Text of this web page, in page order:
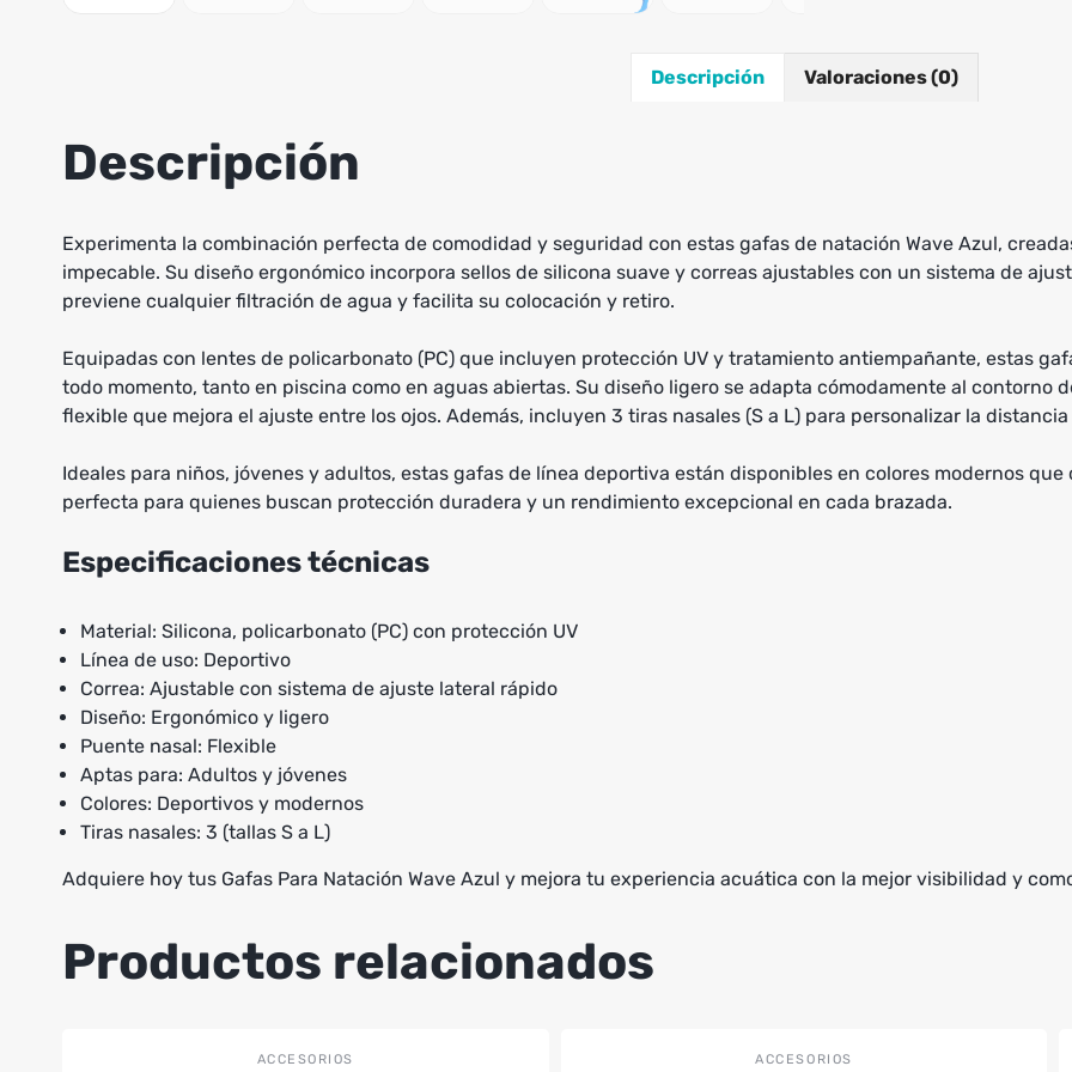
Descripción Valoraciones (0)
Descripción
Experimenta la combinación perfecta de comodidad y seguridad con estas gafas de natación Wave Azul,
impecable. Su diseño ergonómico incorpora sellos de silicona suave y correas ajustables con un sistema de
previene cualquier filtración de agua y facilita su colocación y retiro.
Equipadas con lentes de policarbonato (PC) que incluyen protección UV y tratamiento antiempañante, estas
todo momento, tanto en piscina como en aguas abiertas. Su diseño ligero se adapta cómodamente al contorno
flexible que mejora el ajuste entre los ojos. Además, incluyen 3 tiras nasales (S a L) para personalizar la
Ideales para niños, jóvenes y adultos, estas gafas de línea deportiva están disponibles en colores modernos
perfecta para quienes buscan protección duradera y un rendimiento excepcional en cada brazada.
Especificaciones técnicas
Material: Silicona, policarbonato (PC) con protección UV
Línea de uso: Deportivo
Correa: Ajustable con sistema de ajuste lateral rápido
Diseño: Ergonómico y ligero
Puente nasal: Flexible
Aptas para: Adultos y jóvenes
Colores: Deportivos y modernos
Tiras nasales: 3 (tallas S a L)
Adquiere hoy tus Gafas Para Natación Wave Azul y mejora tu experiencia acuática con la mejor visibilidad y
Productos relacionados
ACCESORIOS ACCESORIOS